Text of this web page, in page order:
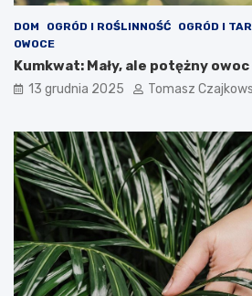
DOM OGRÓD I ROŚLINNOŚĆ OGRÓD I
OWOCE
Kumkwat: Mały, ale potężny
13 grudnia 2025 Tomasz